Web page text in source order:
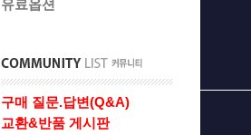
유료옵션
구매 질문.답변(Q&A)
교환&반품 게시판